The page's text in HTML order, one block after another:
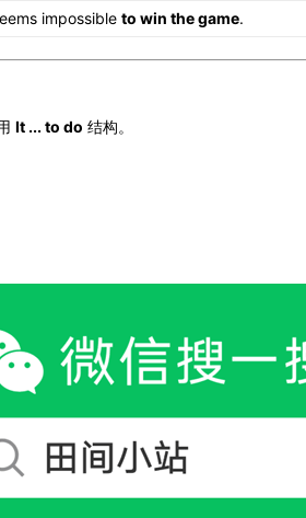
impossible to win the game.
It ... to do 结构。